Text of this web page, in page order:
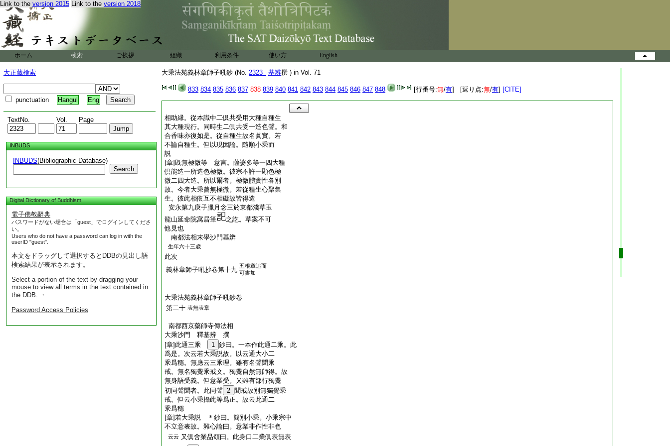
Link to the version 2015 Link to the version 2018
ホーム 検索 ご挨拶 組織 利用条件 使い方 English
大正蔵検索
punctuation Hangul Eng
TextNo. Vol. Page
INBUDS
INBUDS(Bibliographic Database)
Search
Digital Dictionary of Buddhism
電子佛教辭典
パスワードがない場合は「guest」でログインしてくださ
い。
Users who do not have a password can log in with the
userID "guest".
本文をドラッグして選択するとDDBの見出し語
検索結果が表示されます。
Select a portion of the text by dragging your
mouse to view all terms in the text contained in
the DDB. ・
Password Access Policies
大乘法苑義林章師子吼鈔 (No. 2323_ 基辨撰 ) in Vol. 71
833 834 835 836 837 838 839 840 841 842 843 844 845 846 847 848 [行番号:無/有] [返り点:無/有] [CITE]
相助縁。從本識中二倶共受用大種自種生
其大種現行。同時生二倶共受一造色聲。和
合香味亦復如是。從自種生故名眞實。若
不論自種生。但以現因論。隨順小乘而
説
[章]既無極微等 意言。薩婆多等一四大種
倶能造一所造色極微。彼宗不許一顯色極
微二四大造。所以爾者。極微體實性各別
故。今者大乘曾無極微。若從種生心聚集
生。彼此相依互不相礙故皆得造
安永第九庚子臘月念三於東都淺草玉
龍山延命院寓居筆
之訖。草案不可
他見也
南都法相末學沙門基辨
生年六十三歳
此次
義林章師子吼抄卷第十九 五根章追而
可書加
大乘法苑義林章師子吼鈔卷
第二十 表無表章
南都西京藥師寺傳法相
大乘沙門 釋基辨 撰
[章]此通三乘
1 鈔曰。一本作此通二乘。此
爲是。次云若大乘説故。以云通大小二
乘爲穩。無應云三乘理。雖有名聲聞乘
戒。無名獨覺乘戒文。獨覺自然無師得。故
無身語受義。但意業受。又雖有部行獨覺
初同聲聞者。此同聲 2 聞戒故別無獨覺乘
戒。但云小乘攝此等爲正。故云此通二
乘爲穩
[章]若大乘説 ＊鈔曰。簡別小乘。小乘宗中
不立意表故。雜心論曰。意業非作性非色
云云 又倶舍業品頌曰。此身口二業倶表無表